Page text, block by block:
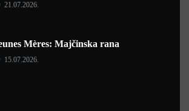
21.07.2026.
Mères: Majčinska rana
15.07.2026.